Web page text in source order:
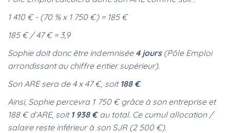
1 410 € - (70 % x 1 750 €) = 185 €
185 € / 47 € = 3,9
Sophie doit donc être indemnisée 4 jours(Pôle Emploi
arrondissant au chiffre entier supérieur).
Son ARE sera de 4 x 47 €, soit 188 €.
Ainsi, Sophie percevra 1 750 € grâce à son entreprise et
188 € d’ARE, soit 1 938 € au total. Ce cumul allocation /
salaire reste inférieur à son SJR (2 500 €).